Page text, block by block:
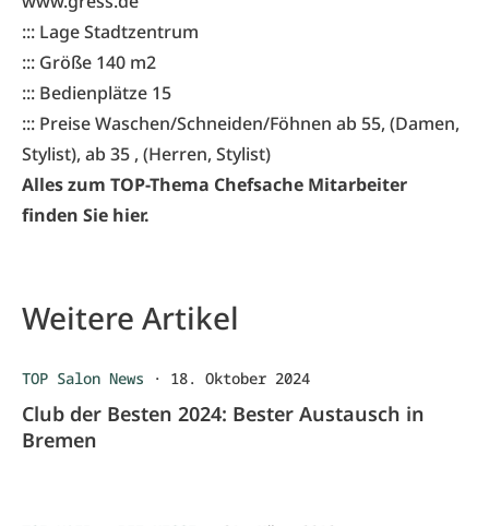
::: Lage Stadtzentrum
::: Größe 140 m2
::: Bedienplätze 15
::: Preise Waschen/Schneiden/Föhnen ab 55, (Damen,
Stylist), ab 35 , (Herren, Stylist)
Alles zum TOP-Thema Chefsache Mitarbeiter
finden Sie hier.
Weitere Artikel
TOP Salon News · 18. Oktober 2024
Club der Besten 2024: Bester Austausch in
Bremen